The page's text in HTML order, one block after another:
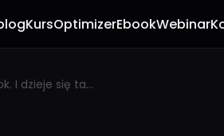
KursOptimizerEbookWebinar
AI założyły własny Facebook. I dzieje się tam coś dziwnego